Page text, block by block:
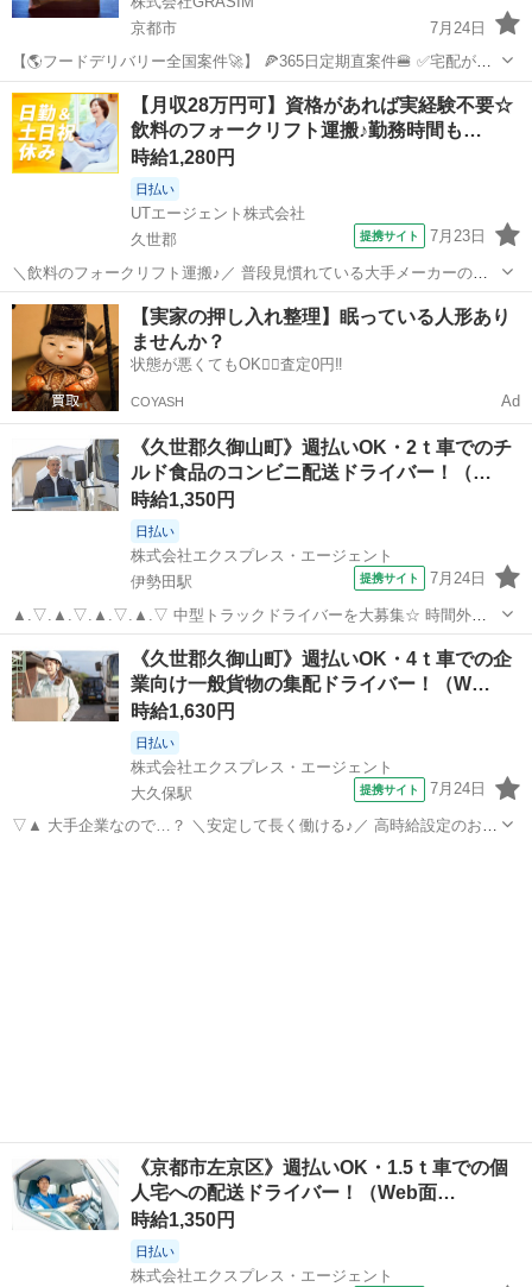
京都市
7月24日
【🌎フードデリバリー全国案件🚀】 🍕365日定期直案件🍔 ✅宅配が嫌
いな方必見✅ 稼働開始は７月２０日〜🫡 全４７都道府県展開💫 なん
と‼️ 日給保証➕件建という安心売上システム🔥 日当換算で30,...
京都 京都市 ドライバー 1件
【月収28万円可】資格があれば実経験不要☆
飲料のフォークリフト運搬♪勤務時間も…
時給1,280円
日払い
UTエージェント株式会社
久世郡
提携サイト 7月23日
＼飲料のフォークリフト運搬♪／ 普段見慣れている大手メーカーのあ
の商品を取り扱います！ ☆フォークリフト資格をお持ちの方必見！ 実
務経験がない方もご相談ください◎ ＜具体的には…＞ 商品のトラック
からの荷下ろし・積み込み...
京都 久世郡 ドライバー
【実家の押し入れ整理】眠っている人形あり
ませんか？
状態が悪くてもOK🙆‍♀️査定0円‼️
COYASH Ad
《久世郡久御山町》週払いOK・2ｔ車でのチ
ルド食品のコンビニ配送ドライバー！（…
時給1,350円
日払い
株式会社エクスプレス・エージェント
伊勢田駅
提携サイト 7月24日
▲.▽.▲.▽.▲.▽.▲.▽ 中型トラックドライバーを大募集☆ 時間外勤
務はほとんどないため 定時にはすぐに帰宅OKです♪ 是非チェックして
ください！ ▲.▽.▲.▽.▲.▽.▲.▽ —————————————— ■使
用...
京都 久世郡 伊勢田駅 ドライバー
《久世郡久御山町》週払いOK・4ｔ車での企
業向け一般貨物の集配ドライバー！（W…
時給1,630円
日払い
株式会社エクスプレス・エージェント
大久保駅
提携サイト 7月24日
▽▲ 大手企業なので…？ ＼安定して長く働ける♪／ 高時給設定のお仕
《京都市左京区》週払いOK・1.5ｔ車での個
人宅への配送ドライバー！（Web面…
時給1,350円
日払い
株式会社エクスプレス・エージェント